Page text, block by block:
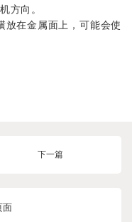
方向。
在金属面上，可能会使
下一篇
面